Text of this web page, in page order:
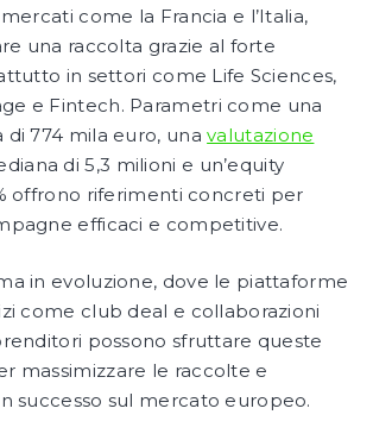
come la Francia e l’Italia,
una raccolta grazie al forte
in settori come Life Sciences,
e Fintech. Parametri come una
di 774 mila euro, unavalutazione
di 5,3 milioni e un’equity
offrono riferimenti concreti per
efficaci e competitive.
in evoluzione, dove le piattaforme
come club deal e collaborazioni
possono sfruttare queste
massimizzare le raccolte e
successo sul mercato europeo.